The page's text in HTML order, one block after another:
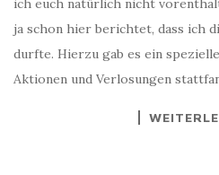
ich euch natürlich nicht
ja schon hier berichtet, dass ich
durfte. Hierzu gab es ein
Aktionen und Verlosungen